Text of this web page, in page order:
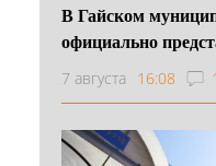
В Гайском
официально
7 августа 16:08 1